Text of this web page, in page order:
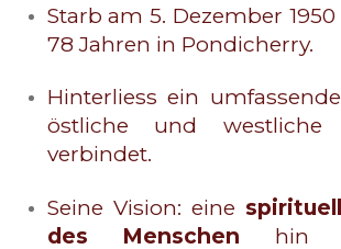
Starb am 5. Dezember
78 Jahren in Pondicherry.
Hinterliess ein
östliche und westliche
verbindet.
Seine Vision: eine
des Menschen hin